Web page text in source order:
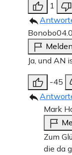
1
Bonobo
Melden
Ja, und AN
-45
Mark
Zum
die da